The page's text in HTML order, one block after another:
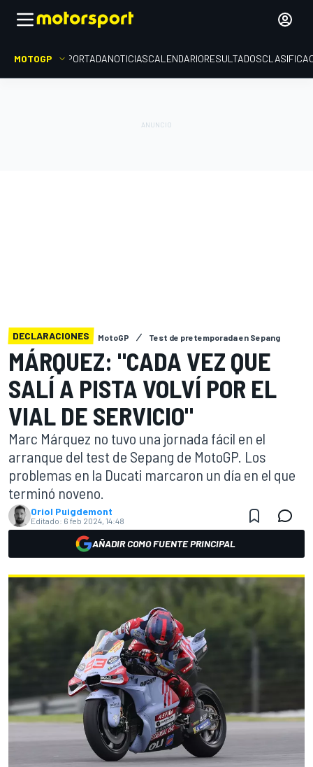
MOTOGP PORTADANOTICIASCALENDARIORESULTADOS
DECLARACIONES MotoGP Test de pretemporada en Sepang
MÁRQUEZ: "CADA VEZ QUE
SALÍ A PISTA VOLVÍ POR EL
VIAL DE SERVICIO"
Marc Márquez no tuvo una jornada fácil en el
arranque del test de Sepang de MotoGP. Los
problemas en la Ducati marcaron un día en el que
terminó noveno.
Oriol Puigdemont
Editado: 6 feb 2024, 14:48
AÑADIR COMO FUENTE PRINCIPAL